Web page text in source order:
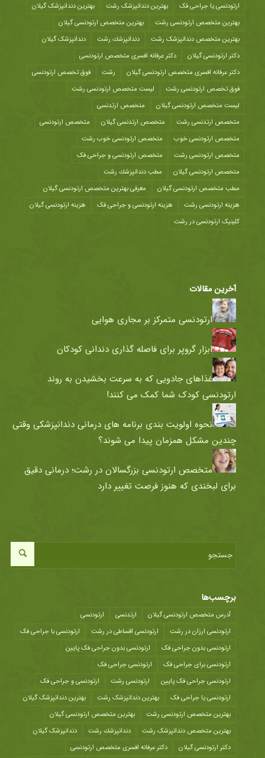
ارتودنسی یا جراحی فک
بهترین دندانپزشک رشت
بهترین دندانپزشک گیلان
بهترین متخصص ارتودنسی رشت
بهترین متخصص ارتودنسی گیلان
بهترین متخصص دندانپزشک رشت
دندانپزشك رشت
دندانپزشک گیلان
دکتر ارتودنسی گیلان
دکتر عرفانه افسری متخصص ارتودنسی
دکتر عرفانه افسری متخصص ارتودنسی گیلان
رشت
فوق تخصص ارتودنسی
فوق تخصص ارتودنسی رشت
لیست متخصص ارتودنسی رشت
لیست متخصص ارتودنسی گیلان
متخصص ارتدنسی
متخصص ارتدنسی رشت
متخصص ارتدنسی گیلان
متخصص ارتودنسی
متخصص ارتودنسی خوب
متخصص ارتودنسی خوب رشت
متخصص ارتودنسی رشت
متخصص ارتودنسی و جراحی فک
متخصص ارتودنسی گیلان
مطب دندانپزشك رشت
مطب متخصص ارتودنسی گیلان
معرفی بهترین متخصص ارتودنسی گیلان
هزينه ارتودنسی رشت
هزینه ارتودنسی و جراحی فک
هزینه ارتودنسی گیلان
کلینیک ارتودنسی در رشت
آخرین مقالات
ارتودنسی متمرکز بر مجاری هوایی
ابزار گروپر برای فاصله گذاری دندانی کودکان
غذاهای جادویی که به سرعت بخشیدن به روند
ارتودنسی کودک شما کمک می کنند!
نحوه اولویت بندی برنامه های درمانی دندانپزشکی وقتی
چندین مشکل همزمان پیدا می شوند؟
متخصص ارتودنسی بزرگسالان در رشت؛ درمانی دقیق
برای لبخندی که هنوز فرصت تغییر دارد
برچسب‌ها
آدرس متخصص ارتودنسی گیلان ارتدنسی
ارتودنسی
ارتودنسی ارزان در رشت
ارتودنسی اقساطی در رشت
ارتودنسی با جراحی فک
ارتودنسی بدون جراحی فک
ارتودنسی بدون جراحی فک پایین
ارتودنسی برای جراحی فک
ارتودنسی جراحی فک
ارتودنسی جراحی فک پایین
ارتودنسی رشت
ارتودنسی و جراحی فک
ارتودنسی یا جراحی فک
بهترین دندانپزشک رشت
بهترین دندانپزشک گیلان
بهترین متخصص ارتودنسی رشت
بهترین متخصص ارتودنسی گیلان
بهترین متخصص دندانپزشک رشت
دندانپزشك رشت
دندانپزشک گیلان
دکتر ارتودنسی گیلان
دکتر عرفانه افسری متخصص ارتودنسی